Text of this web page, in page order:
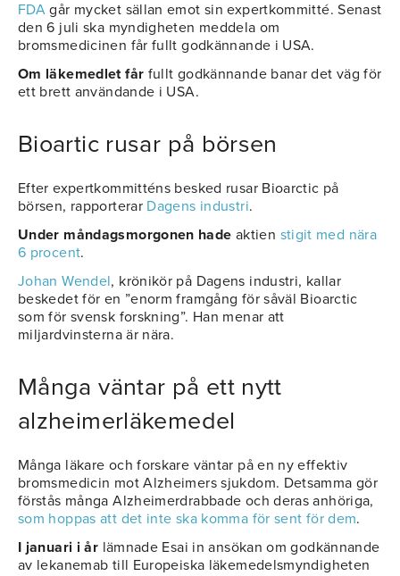
FDA går mycket sällan emot sin expertkommitté. Senast
den 6 juli ska myndigheten meddela om
bromsmedicinen får fullt godkännande i USA.
Om läkemedlet får fullt godkännande banar det väg för
ett brett användande i USA.
Bioartic rusar på börsen
Efter expertkommitténs besked rusar Bioarctic på
börsen, rapporterar Dagens industri.
Under måndagsmorgonen hade aktien stigit med nära
6 procent.
Johan Wendel, krönikör på Dagens industri, kallar
beskedet för en ”enorm framgång för såväl Bioarctic
som för svensk forskning”. Han menar att
miljardvinsterna är nära.
Många väntar på ett nytt
alzheimerläkemedel
Många läkare och forskare väntar på en ny effektiv
bromsmedicin mot Alzheimers sjukdom. Detsamma gör
förstås många Alzheimerdrabbade och deras anhöriga,
som hoppas att det inte ska komma för sent för dem.
I januari i år lämnade Esai in ansökan om godkännande
av lekanemab till Europeiska läkemedelsmyndigheten